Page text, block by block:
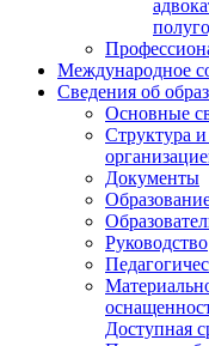
Международное
Сведения об
Основные
Структура
Документы
Руководство
Доступная